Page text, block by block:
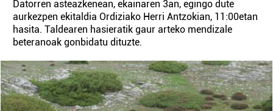
Datorren asteazkenean, ekainaren 3an, egingo dute
aurkezpen ekitaldia Ordiziako Herri Antzokian, 11:00etan
hasita. Taldearen hasieratik gaur arteko mendizale
beteranoak gonbidatu dituzte.